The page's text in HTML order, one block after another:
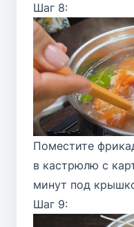
Шаг 8:
Поместите
в кастрюлю с
минут под
Шаг 9: